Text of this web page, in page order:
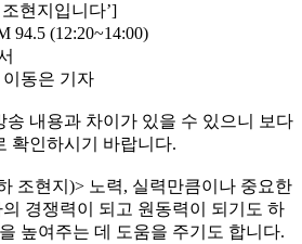
현지입니다’]
94.5 (12:20~14:00)
동은 기자
송 내용과 차이가 있을 수 있으니 보다
확인하시기 바랍니다.
조현지)> 노력, 실력만큼이나 중요한
경쟁력이 되고 원동력이 되기도 하
높여주는 데 도움을 주기도 합니다.